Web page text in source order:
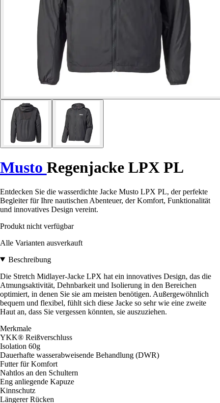
Musto Regenjacke LPX PL
Entdecken Sie die wasserdichte Jacke Musto LPX PL, der perfekte
Begleiter für Ihre nautischen Abenteuer, der Komfort, Funktionalität
und innovatives Design vereint.
Produkt nicht verfügbar
Alle Varianten ausverkauft
Beschreibung
Die Stretch Midlayer-Jacke LPX hat ein innovatives Design, das die
Atmungsaktivität, Dehnbarkeit und Isolierung in den Bereichen
optimiert, in denen Sie sie am meisten benötigen. Außergewöhnlich
bequem und flexibel, fühlt sich diese Jacke so sehr wie eine zweite
Haut an, dass Sie vergessen könnten, sie auszuziehen.
Merkmale
YKK® Reißverschluss
Isolation 60g
Dauerhafte wasserabweisende Behandlung (DWR)
Futter für Komfort
Nahtlos an den Schultern
Eng anliegende Kapuze
Kinnschutz
Längerer Rücken